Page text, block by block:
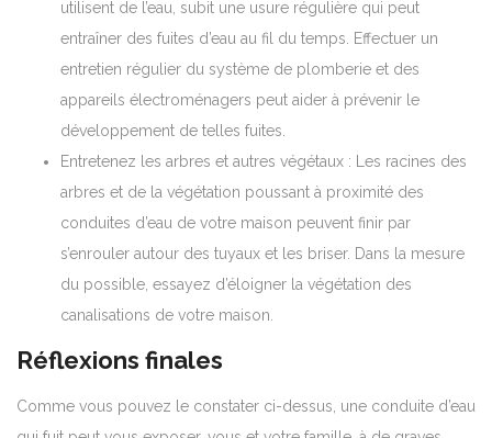
utilisent de l’eau, subit une usure régulière qui peut
entraîner des fuites d’eau au fil du temps. Effectuer un
entretien régulier du système de plomberie et des
appareils électroménagers peut aider à prévenir le
développement de telles fuites.
Entretenez les arbres et autres végétaux : Les racines des
arbres et de la végétation poussant à proximité des
conduites d’eau de votre maison peuvent finir par
s’enrouler autour des tuyaux et les briser. Dans la mesure
du possible, essayez d’éloigner la végétation des
canalisations de votre maison.
Réflexions finales
Comme vous pouvez le constater ci-dessus, une conduite d’eau